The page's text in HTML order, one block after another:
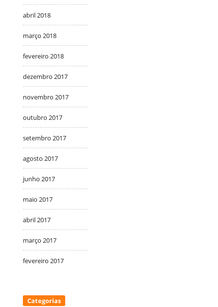
abril 2018
março 2018
fevereiro 2018
dezembro 2017
novembro 2017
outubro 2017
setembro 2017
agosto 2017
junho 2017
maio 2017
abril 2017
março 2017
fevereiro 2017
Categorias